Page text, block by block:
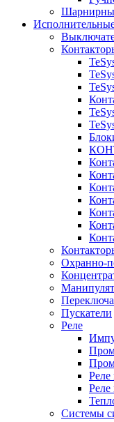
Охранно-
Пускатели
Реле
Реле
Реле
Системы